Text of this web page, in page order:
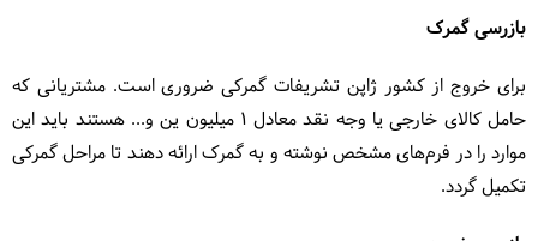
بازرسی گمرک
برای خروج از کشور ژاپن تشریفات گمرکی ضروری است. مشتریانی که
حامل کالای خارجی یا وجه نقد معادل 1 میلیون ین و... هستند باید این
موارد را در فرم‌های مشخص نوشته و به گمرک ارائه دهند تا مراحل گمرکی
تکمیل گردد.